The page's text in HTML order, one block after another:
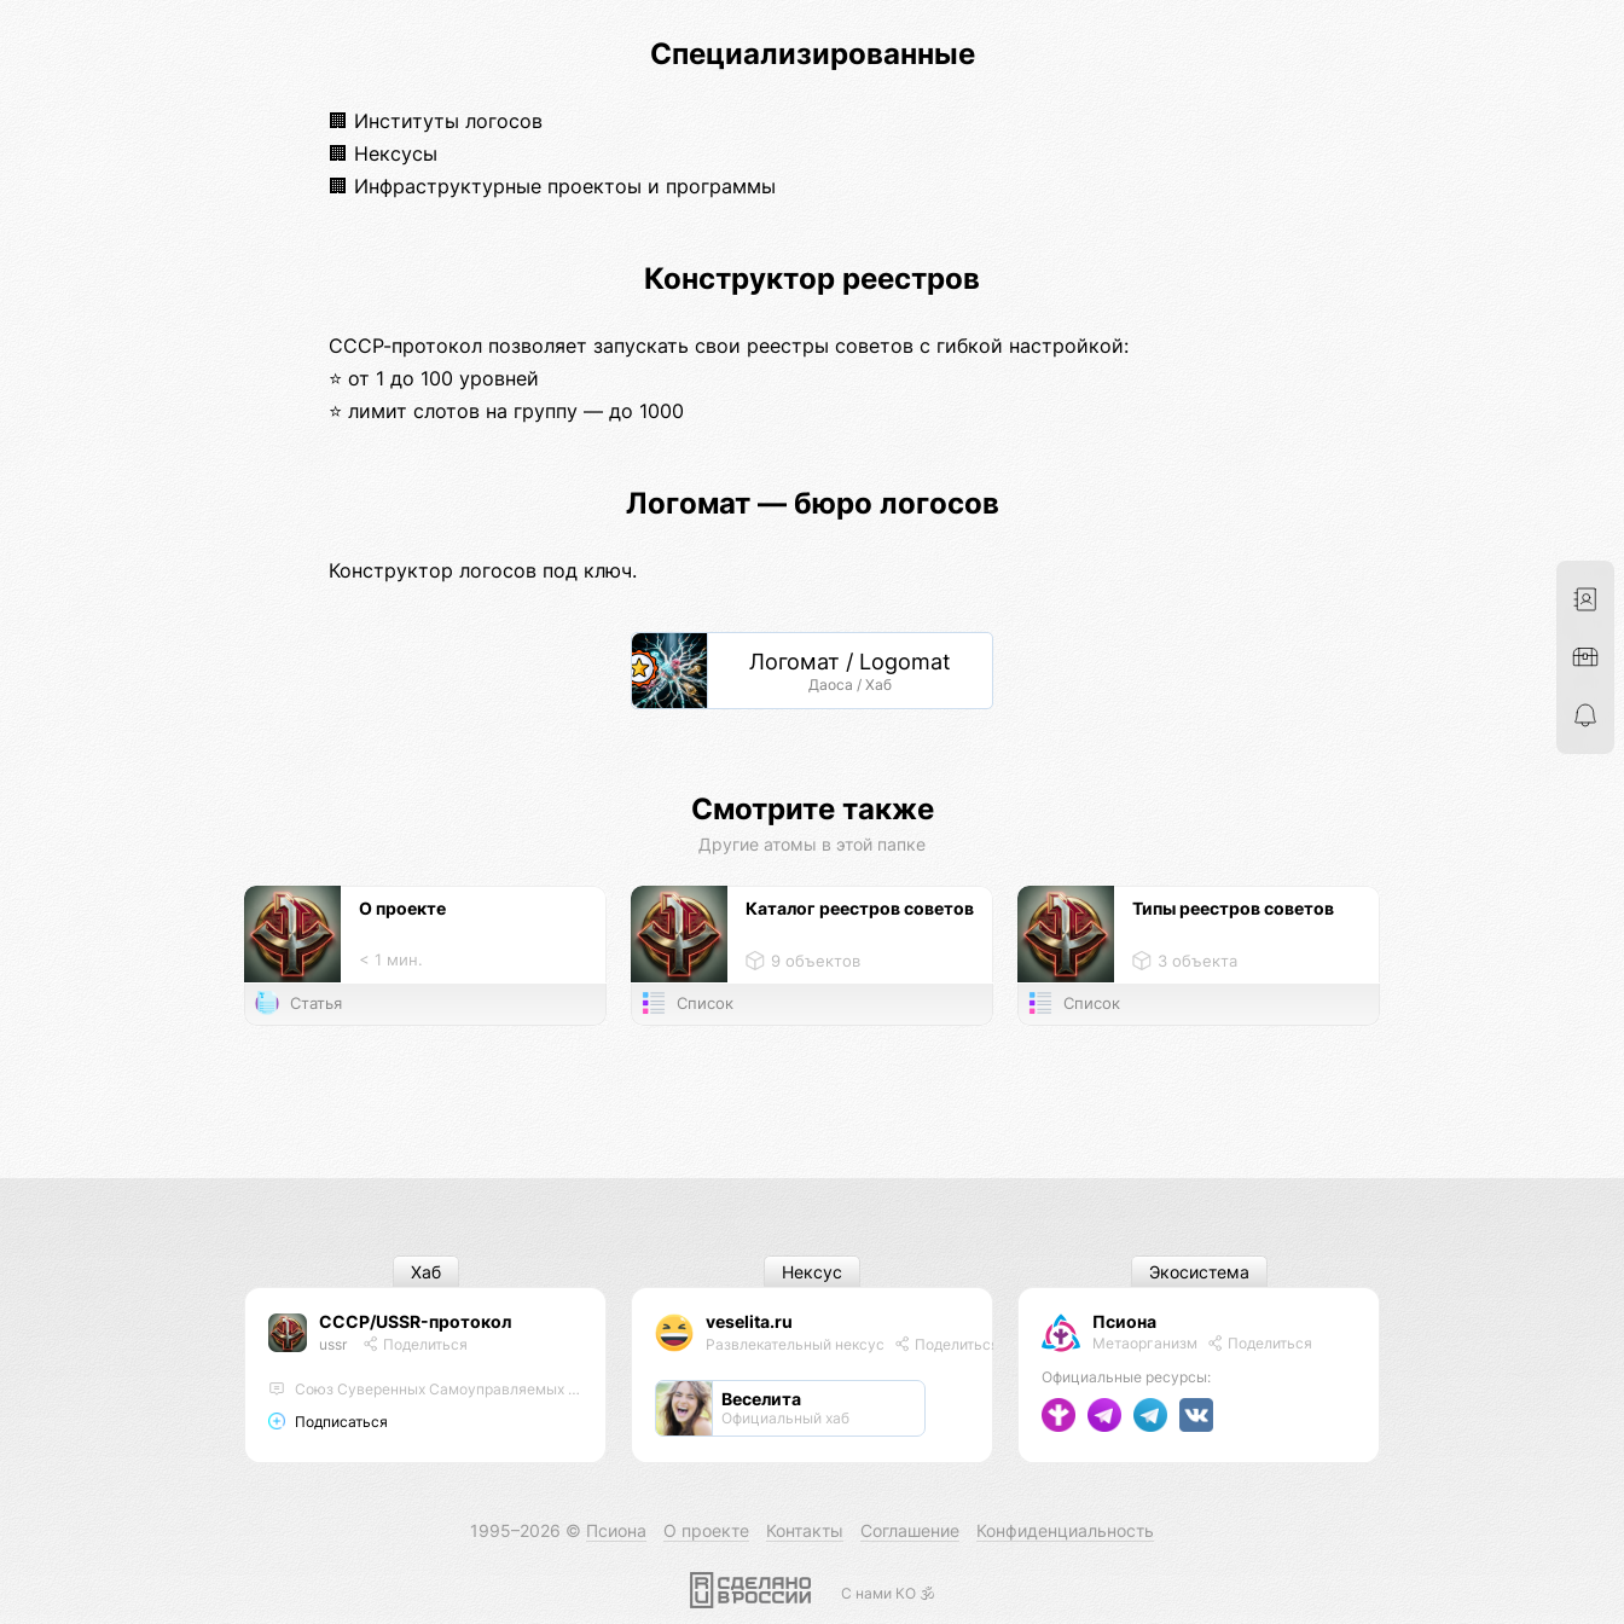
Специализированные
🏢 Институты логосов
🏢 Нексусы
🏢 Инфраструктурные проектоы и программы
Конструктор реестров
СССР-протокол позволяет запускать свои реестры советов с гибкой настройкой:
⭐ от 1 до 100 уровней
⭐ лимит слотов на группу — до 1000
Логомат — бюро логосов
Конструктор логосов под ключ.
Логомат / Logomat
Даоса / Хаб
Смотрите также
Другие атомы в этой папке
О проекте
< 1 мин.
Статья
Каталог реестров советов
9 объектов
Список
Типы реестров советов
3 объекта
Список
СССР/USSR-протокол
ussr Поделиться
Союз Суверенных Самоуправляемых Реестров
Подписаться
Хаб
veselita.ru
Развлекательный нексус Поделиться
Веселита
Официальный хаб
Нексус
Псиона
Метаорганизм
Поделиться
Официальные ресурсы:
Экосистема
1995–2026 © Псиона О проекте Контакты Соглашение Конфиденциальность
С нами КО 🕉️